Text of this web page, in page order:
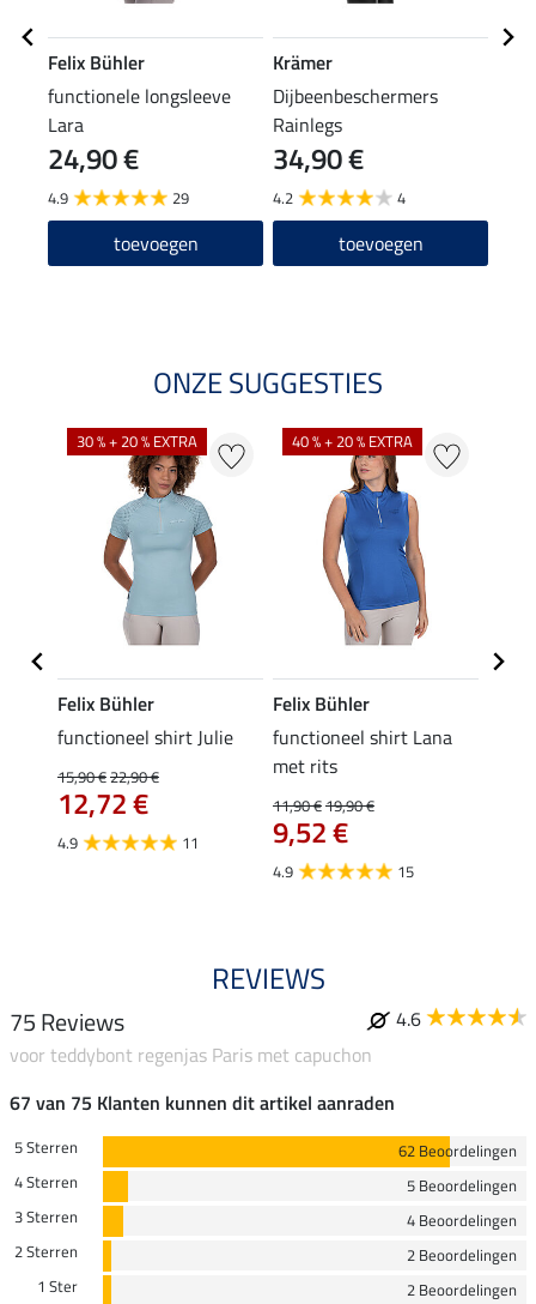
Felix Bühler
functionele longsleeve
Lara
24,90 €
4.9 29
toevoegen
Krämer
Dijbeenbeschermers
Rainlegs
34,90 €
4.2 4
toevoegen
ONZE SUGGESTIES
30 % + 20 % EXTRA
Felix Bühler
functioneel shirt Julie
15,90 €22,90 €
12,72 €
4.9 11
40 % + 20 % EXTRA
Felix Bühler
functioneel shirt Lana
met rits
11,90 €19,90 €
9,52 €
4.9 15
REVIEWS
75 Reviews
4.6
voor teddybont regenjas Paris met capuchon
67 van 75 Klanten kunnen dit artikel aanraden
5 Sterren
62 Beoordelingen
4 Sterren
5 Beoordelingen
3 Sterren
4 Beoordelingen
2 Sterren
2 Beoordelingen
1 Ster
2 Beoordelingen